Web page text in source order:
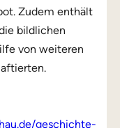
Zudem enthält
bildlichen
von weiteren
geschichte-